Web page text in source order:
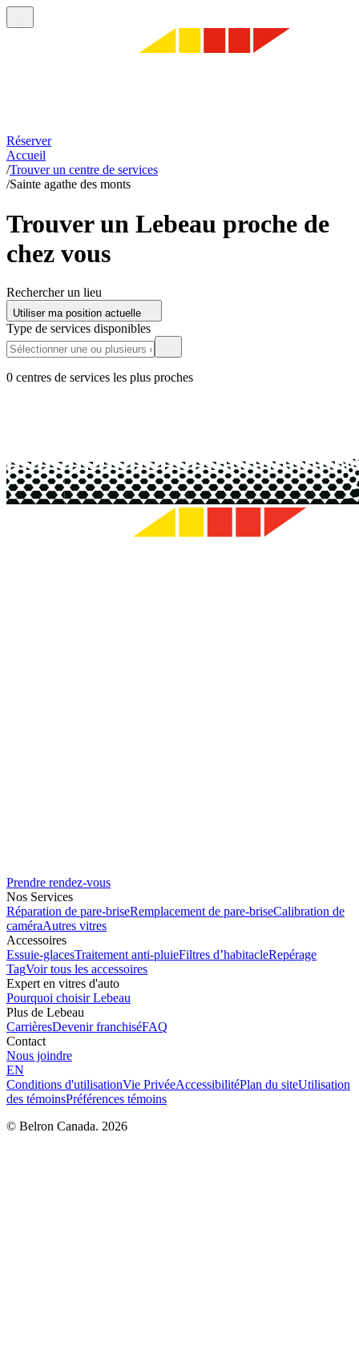
Réserver
Accueil
/Trouver un centre de services
/Sainte agathe des monts
Trouver un Lebeau proche de
chez vous
Rechercher un lieu
Utiliser ma position actuelle
Type de services disponibles
0 centres de services les plus proches
Prendre rendez-vous
Nos Services
Réparation de pare-briseRemplacement de pare-briseCalibration de
caméraAutres vitres
Accessoires
Essuie-glacesTraitement anti-pluieFiltres d’habitacleRepérage
TagVoir tous les accessoires
Expert en vitres d'auto
Pourquoi choisir Lebeau
Plus de Lebeau
CarrièresDevenir franchiséFAQ
Contact
Nous joindre
EN
Conditions d'utilisationVie PrivéeAccessibilitéPlan du siteUtilisation
des témoinsPréférences témoins
© Belron Canada. 2026